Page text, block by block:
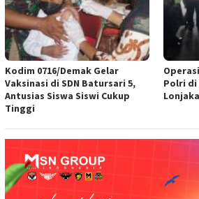
Kodim 0716/Demak Gelar
Vaksinasi di SDN Batursari 5,
Antusias Siswa Siswi Cukup
Tinggi
Polri di